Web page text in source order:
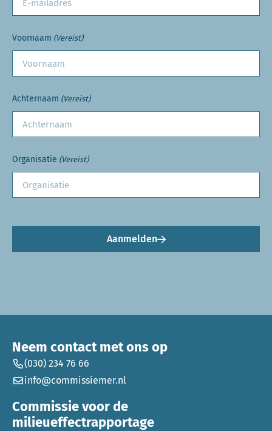
Voornaam (Vereist)
Achternaam (Vereist)
Organisatie (Vereist)
Aanmelden
Neem contact met ons op
(030) 234 76 66
info@commissiemer.nl
Commissie voor de
milieueffectrapportage